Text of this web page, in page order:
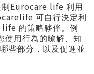
Eurocare life 利用
可自行決定利
life 的策略夥伴。例
使用行為的瞭解、知
些部分，以及促進並